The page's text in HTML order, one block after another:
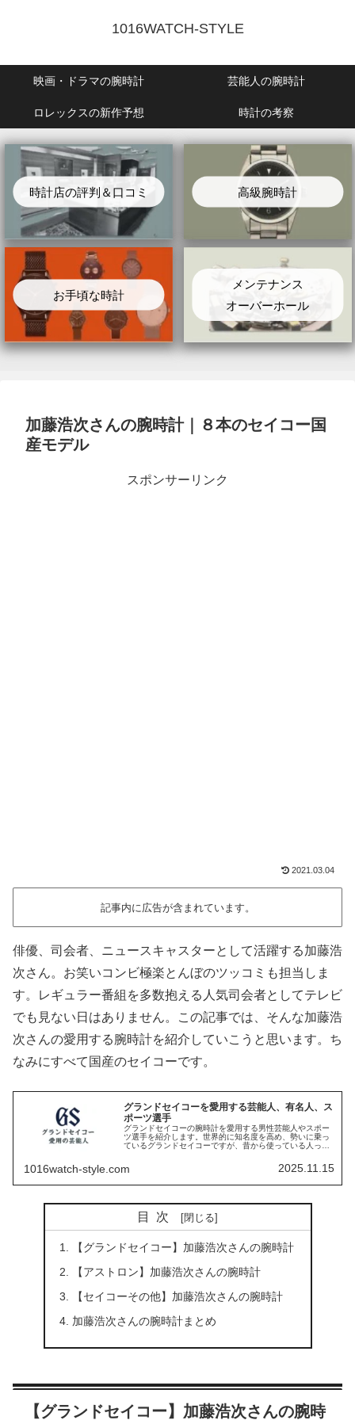
1016WATCH-STYLE
映画・ドラマの腕時計 芸能人の腕時計
ロレックスの新作予想 時計の考察
時計店の評判＆口コミ 高級腕時計
お手頃な時計
メンテナンス
オーバーホール
加藤浩次さんの腕時計｜８本のセイコー国
産モデル
スポンサーリンク
2021.03.04
記事内に広告が含まれています。
俳優、司会者、ニュースキャスターとして活躍する加藤浩
次さん。お笑いコンビ極楽とんぼのツッコミも担当しま
す。レギュラー番組を多数抱える人気司会者としてテレビ
でも見ない日はありません。この記事では、そんな加藤浩
次さんの愛用する腕時計を紹介していこうと思います。ち
なみにすべて国産のセイコーです。
グランドセイコーを愛用する芸能人、有名人、ス
ポーツ選手
グランドセイコーの腕時計を愛用する男性芸能人やスポー
ツ選手を紹介します。世界的に知名度を高め、勢いに乗っ
ているグランドセイコーですが、昔から使っている人って
1016watch-style.com 2025.11.15
目次
【グランドセイコー】加藤浩次さんの腕時計
【アストロン】加藤浩次さんの腕時計
【セイコーその他】加藤浩次さんの腕時計
加藤浩次さんの腕時計まとめ
【グランドセイコー】加藤浩次さんの腕時